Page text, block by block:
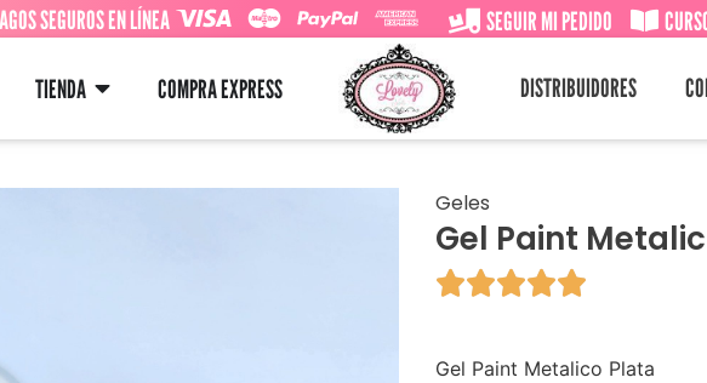
SEGUROS EN LÍNEA SEGUIR MI PEDIDO
TIENDA COMPRA EXPRESS DISTRIBUIDORES
Geles
Gel Paint

Gel Paint Metalico Plata